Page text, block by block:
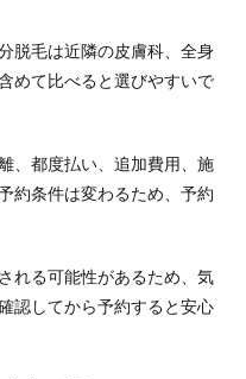
脱毛は近隣の皮膚科、全身
めて比べると選びやすいで
、都度払い、追加費用、施
約条件は変わるため、予約
れる可能性があるため、気
認してから予約すると安心